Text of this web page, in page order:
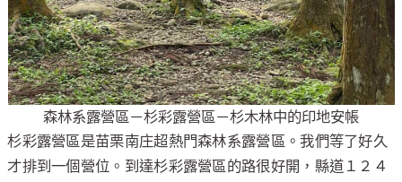
森林系露營區－杉彩露營區－杉木林中的印地安帳
杉彩露營區是苗栗南庄超熱門森林系露營區。我們等了好久
才排到一個營位。到達杉彩露營區的路很好開，縣道１２４